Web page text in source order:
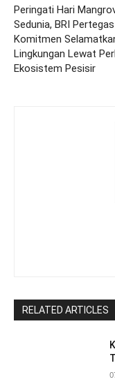
Peringati Hari
Sedunia, BRI Pertegas
Komitmen
Lingkungan Lewat
Ekosistem Pesisir
RELATED ARTICLES